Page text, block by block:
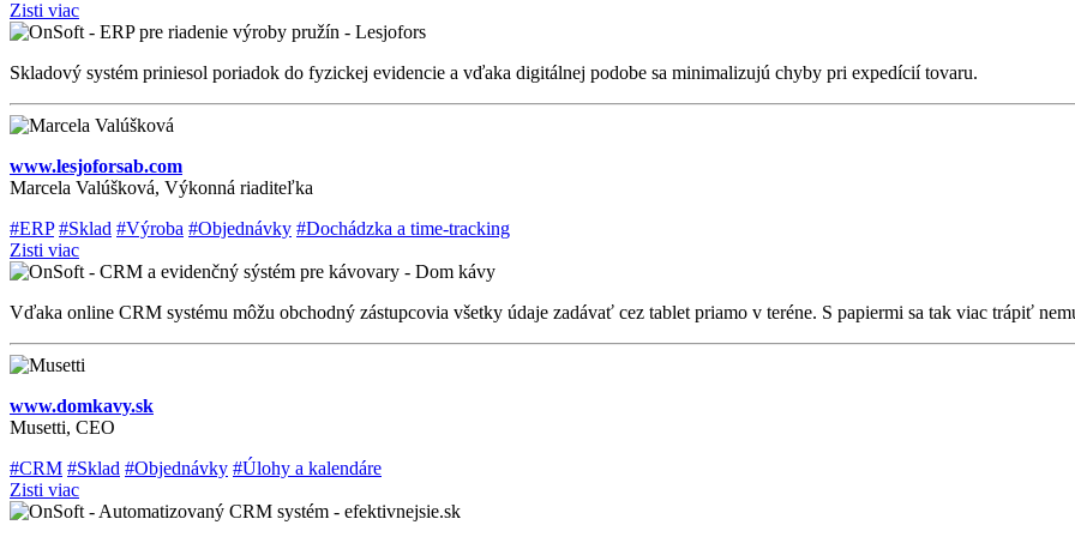
Zisti viac
Skladový systém priniesol poriadok do fyzickej evidencie a vďaka digitálnej podobe sa minimalizujú chyby pri expedícií tovaru.
www.lesjoforsab.com
Marcela Valúšková, Výkonná riaditeľka
#ERP #Sklad #Výroba #Objednávky #Dochádzka a time-tracking
Zisti viac
Vďaka online CRM systému môžu obchodný zástupcovia všetky údaje zadávať cez tablet priamo v teréne. S papiermi sa tak viac trápiť
www.domkavy.sk
Musetti, CEO
#CRM #Sklad #Objednávky #Úlohy a kalendáre
Zisti viac